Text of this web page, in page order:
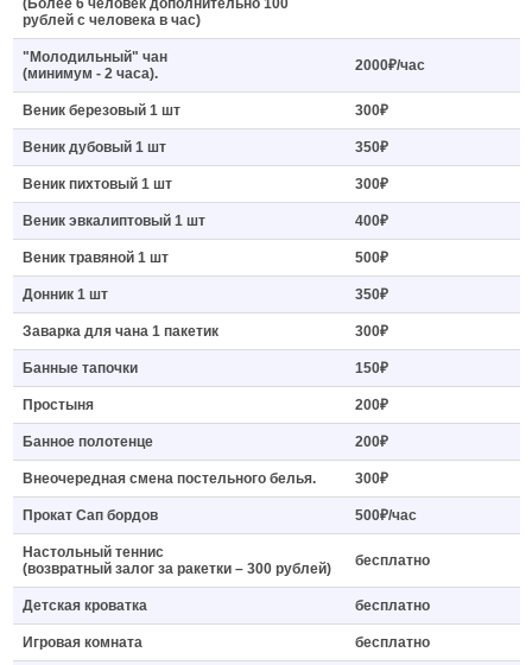
(Более 6 человек дополнительно 100
рублей с человека в час)
"Молодильный" чан
(минимум - 2 часа).
2000₽/час
Веник березовый 1 шт 300₽
Веник дубовый 1 шт 350₽
Веник пихтовый 1 шт 300₽
Веник эвкалиптовый 1 шт 400₽
Веник травяной 1 шт 500₽
Донник 1 шт 350₽
Заварка для чана 1 пакетик 300₽
Банные тапочки 150₽
Простыня 200₽
Банное полотенце 200₽
Внеочередная смена постельного белья. 300₽
Прокат Сап бордов 500₽/час
Настольный теннис
(возвратный залог за ракетки – 300 рублей)
бесплатно
Детская кроватка бесплатно
Игровая комната бесплатно